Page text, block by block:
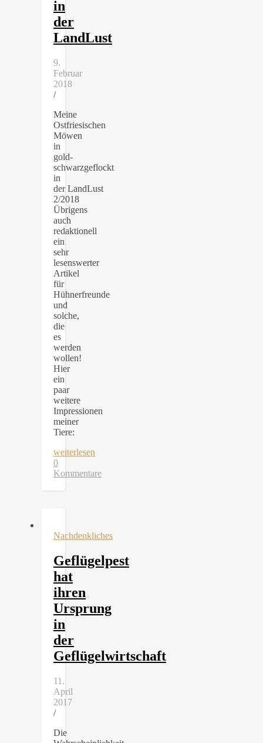
in
der
LandLust
9.
Februar
2018
/
Meine
Ostfriesischen
Möwen
in
gold-
schwarzgeflockt
in
der LandLust
2/2018
Übrigens
auch
redaktionell
ein
sehr
lesenswerter
Artikel
für
Hühnerfreunde
und
solche,
die
es
werden
wollen!
Hier
ein
paar
weitere
Impressionen
meiner
Tiere:
weiterlesen
0
Kommentare
Nachdenkliches
Geflügelpest
hat
ihren
Ursprung
in
der
Geflügelwirtschaft
11.
April
2017
/
Die